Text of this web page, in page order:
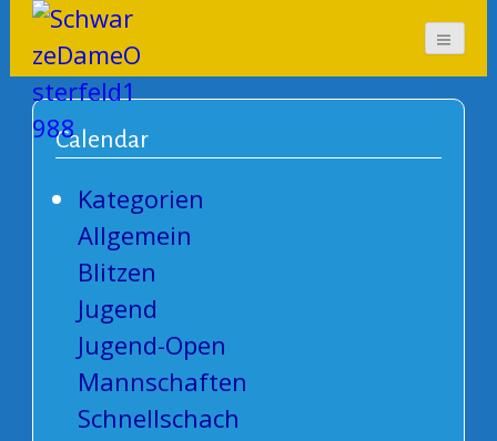
SchwarzeDameOsterf
eld1988
Calendar
Kategorien
Allgemein
Blitzen
Jugend
Jugend-Open
Mannschaften
Schnellschach